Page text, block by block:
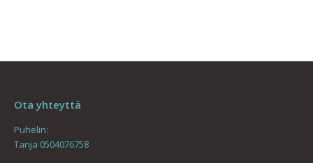
Ota yhteyttä
Puhelin:
Tanja 0504076758